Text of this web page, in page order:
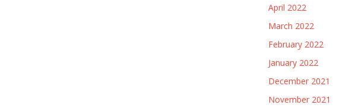
April 2022
March 2022
February 2022
January 2022
December 2021
November 2021